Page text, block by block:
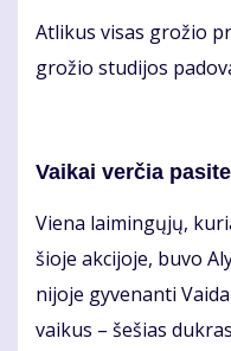
At­li­kus vi­sas gro­žio
gro­žio stu­di­jos
Vai­kai ver­čia
Vie­na lai­min­gų­jų,
šio­je ak­ci­jo­je, bu­vo
ni­jo­je gy­ve­nan­ti
vai­kus – še­šias